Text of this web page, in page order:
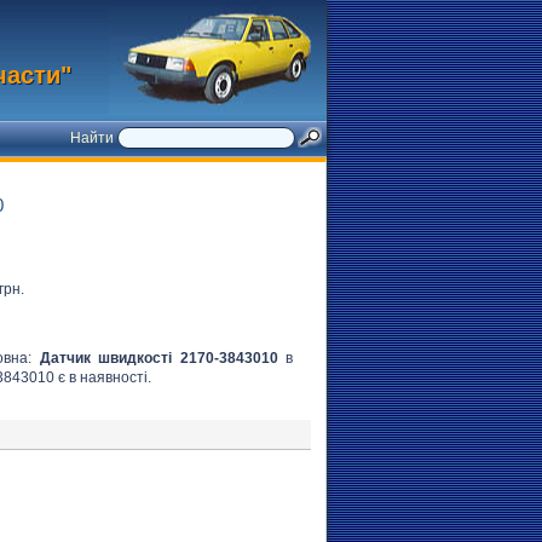
Найти
грн.
Датчик швидкості 2170-3843010в
є в наявності.